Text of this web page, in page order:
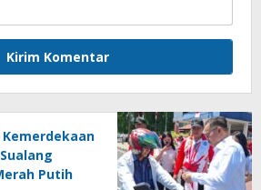
Kemerdekaan
Putih